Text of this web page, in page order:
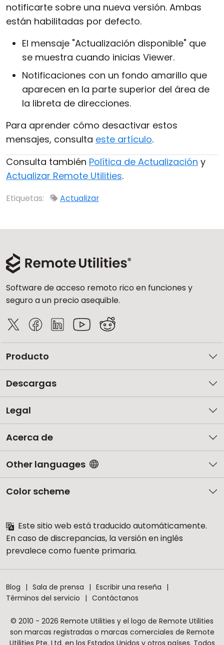
notificarte sobre una nueva versión. Ambas
están habilitadas por defecto.
El mensaje "Actualización disponible" que
se muestra cuando inicias Viewer.
Notificaciones con un fondo amarillo que
aparecen en la parte superior del área de
la libreta de direcciones.
Para aprender cómo desactivar estos
mensajes, consulta este artículo.
Consulta también Política de Actualización y
Actualizar Remote Utilities.
Etiquetas: Actualizar
Software de acceso remoto rico en funciones y
seguro a un precio asequible.
Producto
Descargas
Legal
Acerca de
Other languages
Color scheme
Este sitio web está traducido automáticamente.
En caso de discrepancias, la versión en inglés
prevalece como fuente primaria.
Blog Sala de prensa
Escribir una reseña
Términos del servicio
Contáctanos
© 2010 - 2026 Remote Utilities y el logo de Remote Utilities
son marcas registradas o marcas comerciales de Remote
Utilities Pte. Ltd. en los Estados Unidos y otros países. Todos